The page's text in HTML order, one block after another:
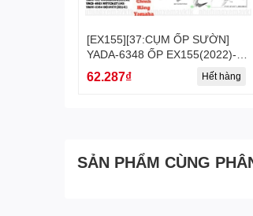
[EX155][37:CỤM ỐP SƯỜN]
YADA-6348 ỐP EX155(2022)-
[Yamaha] (59)
62.287₫ Hết hàng
SẢN PHẨM CÙNG